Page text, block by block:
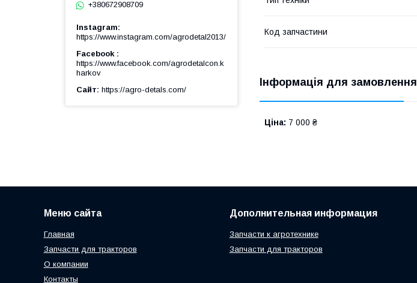
Код запчастини
Інформація для замовлення
Ціна: 7 000 ₴
+380672908709
Instagram
https://www.instagram.com/agrodetal2013/
Facebook
https://www.facebook.com/agrodetalcon.k
harkov
Сайт https://agro-detals.com/
Меню сайта
Главная
Запчасти для тракторов
О компании
Контакты
Дополнительная информация
Запчасти к агротехнике
Запчасти для тракторов